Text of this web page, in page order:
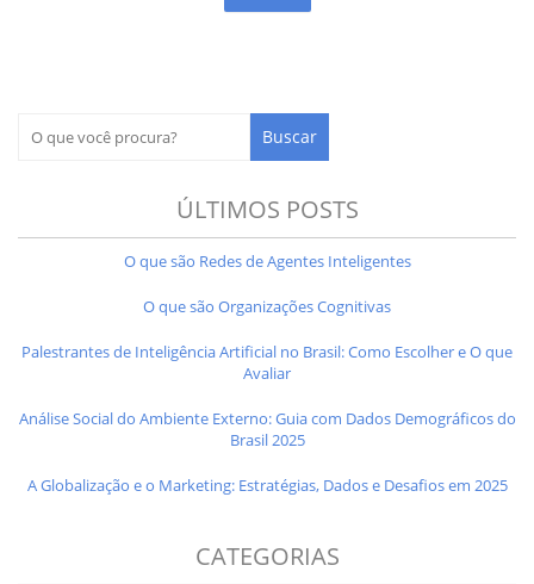
ÚLTIMOS POSTS
O que são Redes de Agentes Inteligentes
O que são Organizações Cognitivas
Palestrantes de Inteligência Artificial no Brasil: Como Escolher e O que
Avaliar
Análise Social do Ambiente Externo: Guia com Dados Demográficos do
Brasil 2025
A Globalização e o Marketing: Estratégias, Dados e Desafios em 2025
CATEGORIAS